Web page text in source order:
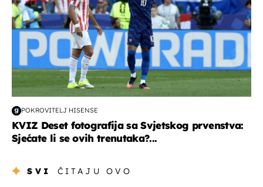
POKROVITELJ HISENSE
KVIZ Deset fotografija sa Svjetskog prvenstva:
Sjećate li se ovih trenutaka?...
SVI ČITAJU OVO